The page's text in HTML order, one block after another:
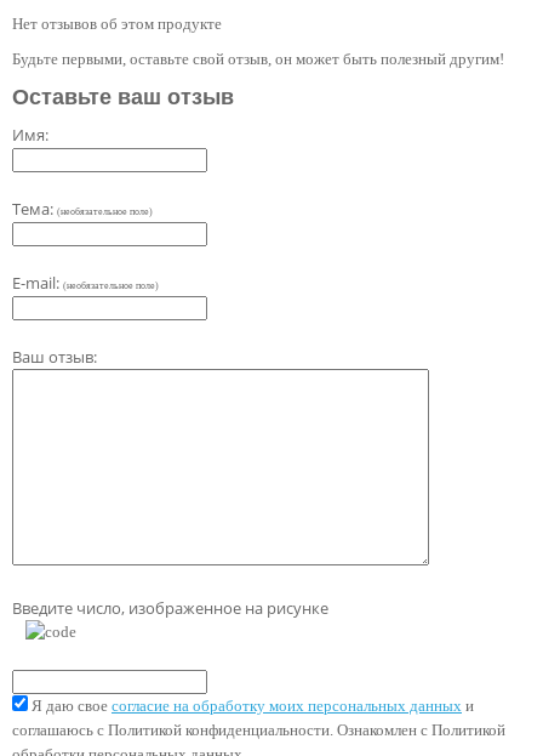
Нет отзывов об этом продукте
Будьте первыми, оставьте свой отзыв, он может быть полезный другим!
Оставьте ваш отзыв
Имя:
Тема: (необязательное поле)
E-mail: (необязательное поле)
Ваш отзыв:
Введите число, изображенное на рисунке
Я даю свое согласие на обработку моих персональных данных и
соглашаюсь с Политикой конфиденциальности. Ознакомлен с Политикой